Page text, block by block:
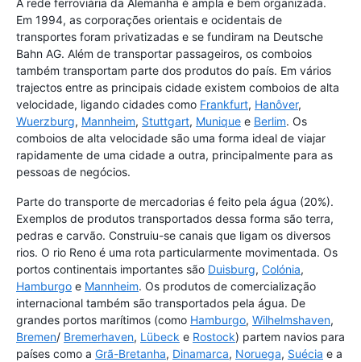
A rede ferroviária da Alemanha é ampla e bem organizada.
Em 1994, as corporações orientais e ocidentais de
transportes foram privatizadas e se fundiram na Deutsche
Bahn AG. Além de transportar passageiros, os comboios
também transportam parte dos produtos do país. Em vários
trajectos entre as principais cidade existem comboios de alta
velocidade, ligando cidades como Frankfurt, Hanôver,
Wuerzburg, Mannheim, Stuttgart, Munique e Berlim. Os
comboios de alta velocidade são uma forma ideal de viajar
rapidamente de uma cidade a outra, principalmente para as
pessoas de negócios.
Parte do transporte de mercadorias é feito pela água (20%).
Exemplos de produtos transportados dessa forma são terra,
pedras e carvão. Construiu-se canais que ligam os diversos
rios. O rio Reno é uma rota particularmente movimentada. Os
portos continentais importantes são Duisburg, Colónia,
Hamburgo e Mannheim. Os produtos de comercialização
internacional também são transportados pela água. De
grandes portos marítimos (como Hamburgo, Wilhelmshaven,
Bremen/ Bremerhaven, Lübeck e Rostock) partem navios para
países como a Grã-Bretanha, Dinamarca, Noruega, Suécia e a